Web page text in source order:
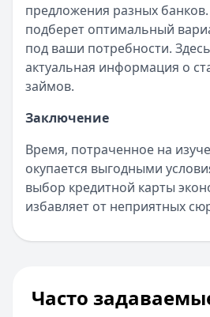
предложения разных
подберет оптимальный
под ваши потребности.
актуальная информация о
займов.
Заключение
Время, потраченное на
окупается выгодными
выбор кредитной карты
избавляет от неприятных
Часто